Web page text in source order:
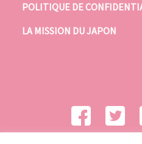
POLITIQUE DE
LA MISSION DU JAPON